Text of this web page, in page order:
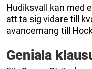
Hudiksvall kan med
att ta sig vidare till
avancemang till
Geniala